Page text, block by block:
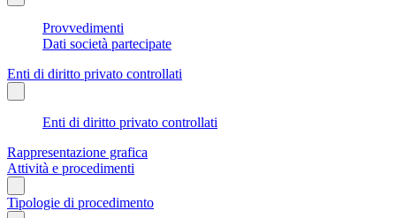
Provvedimenti
Dati società partecipate
Enti di diritto privato controllati
Enti di diritto privato controllati
Rappresentazione grafica
Attività e procedimenti
Tipologie di procedimento